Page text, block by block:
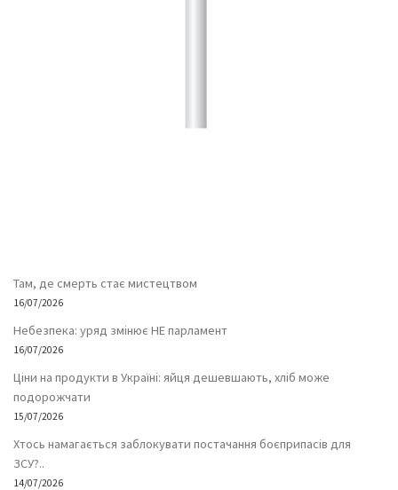
Там, де смерть стає мистецтвом
16/07/2026
Небезпека: уряд змінює НЕ парламент
16/07/2026
Ціни на продукти в Україні: яйця дешевшають, хліб може
подорожчати
15/07/2026
Хтось намагається заблокувати постачання боєприпасів для
ЗСУ?..
14/07/2026